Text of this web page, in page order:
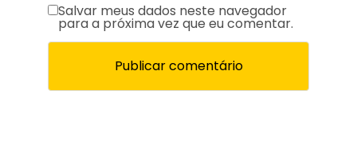
Salvar meus dados neste navegador
para a próxima vez que eu comentar.